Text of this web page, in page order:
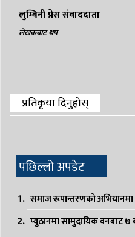
लुम्बिनी प्रेस संवाददाता
लेखकबाट थप
प्रतिकृया दिनुहोस्
पछिल्लो अपडेट
समाज रूपान्तरणको
प्युठानमा सामुदायिक वनबाट